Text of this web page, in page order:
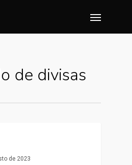
de divisas
de 2023